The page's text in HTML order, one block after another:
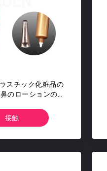
スチック化粧品の
のローションの管
接触